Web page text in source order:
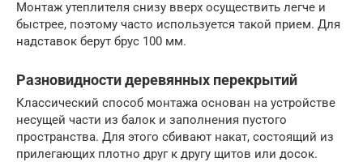
Монтаж утеплителя снизу вверх осуществить легче и
быстрее, поэтому часто используется такой прием. Для
надставок берут брус 100 мм.
Разновидности деревянных перекрытий
Классический способ монтажа основан на устройстве
несущей части из балок и заполнения пустого
пространства. Для этого сбивают накат, состоящий из
прилегающих плотно друг к другу щитов или досок.